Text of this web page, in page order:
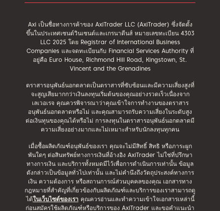
Axi เป็นชื่อทางการค้าของ AxiTrader LLC (AxiTrader) ซึ่งจัดตั้ง
ขึ้นในประเทศเซนต์วินเซนต์และเกรนาดีนส์ หมายเลขทะเบียน 4303
LLC 2025 โดย Registrar of International Business
Companies และจดทะเบียนกับ Financial Services Authority ที่
อยู่คือ Euro House, Richmond Hill Road, Kingstown, St.
Vincent and the Grenadines
ตราสารอนุพันธ์นอกตลาดเป็นตราสารที่ซับซ้อนและมีความเสี่ยงสูงที่
จะสูญเสียมากกว่าเงินลงทุนเริ่มต้นของคุณอย่างรวดเร็วเนื่องจาก
เลเวอเรจ คุณควรพิจารณาว่าคุณเข้าใจการทำงานของตราสาร
อนุพันธ์นอกตลาดหรือไม่ และคุณสามารถรับความเสี่ยงในระดับสูง
ต่อเงินทุนของคุณได้หรือไม่ การลงทุนในตราสารอนุพันธ์นอกตลาดมี
ความเสี่ยงอย่างมากและไม่เหมาะสำหรับนักลงทุนทุกคน
เมื่อซื้อผลิตภัณฑ์อนุพันธ์ของเรา คุณจะไม่มีสิทธิ์ สิทธิ หรือภาระผูก
พันใดๆ ต่อสินทรัพย์ทางการเงินที่อ้างอิง AxiTrader ไม่ใช่ที่ปรึกษา
ทางการเงิน และบริการทั้งหมดมีไว้เพื่อการดำเนินการเท่านั้น ข้อมูล
ดังกล่าวเป็นข้อมูลทั่วไปเท่านั้น และไม่คำนึงถึงวัตถุประสงค์ทางการ
เงิน ความต้องการ หรือสถานการณ์ส่วนบุคคลของคุณ เอกสารทาง
กฎหมายที่สำคัญที่เกี่ยวข้องกับผลิตภัณฑ์และบริการของเราสามารถดู
ได้ในเว็บไซต์ของเรา คุณควรอ่านและทำความเข้าใจเอกสารเหล่านี้
ก่อนสมัครใช้ผลิตภัณฑ์หรือบริการของ AxiTrader และขอคำแนะนำ